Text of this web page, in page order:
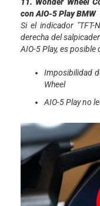
con AIO-5 Play BMW
Si el indicador "TFT-
derecha del
AIO-5 Play, es posible
Imposibilidad
Wheel
AIO-5 Play no